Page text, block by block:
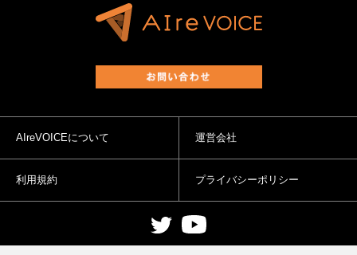
AIreVOICEについて 運営会社
利用規約 プライバシーポリシー